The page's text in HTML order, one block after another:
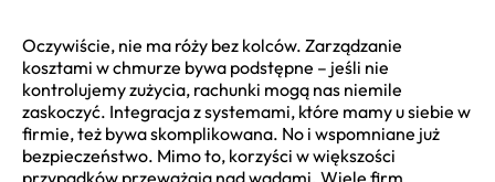
Oczywiście, nie ma róży bez kolców. Zarządzanie
kosztami w chmurze bywa podstępne – jeśli nie
kontrolujemy zużycia, rachunki mogą nas niemile
zaskoczyć. Integracja z systemami, które mamy u siebie w
firmie, też bywa skomplikowana. No i wspomniane już
bezpieczeństwo. Mimo to, korzyści w większości
przypadków przeważają nad wadami. Wiele firm